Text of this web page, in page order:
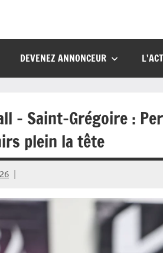
DEVENEZ ANNONCEUR
– Saint-Grégoire :
plein la tête